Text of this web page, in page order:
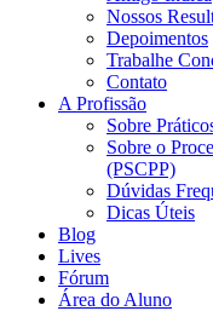
Nossos
Depoimentos
Trabalhe
Contato
A Profissão
Sobre
Sobre o
(PSCPP)
Dúvidas
Dicas Úteis
Blog
Lives
Fórum
Área do Aluno